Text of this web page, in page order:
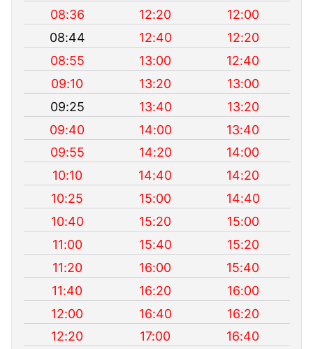
08:36
12:20
12:00
08:44
12:40
12:20
08:55
13:00
12:40
09:10
13:20
13:00
09:25
13:40
13:20
09:40
14:00
13:40
09:55
14:20
14:00
10:10
14:40
14:20
10:25
15:00
14:40
10:40
15:20
15:00
11:00
15:40
15:20
11:20
16:00
15:40
11:40
16:20
16:00
12:00
16:40
16:20
12:20
17:00
16:40